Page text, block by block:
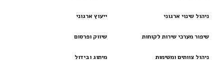
ייעוץ ארגוני
שיווק ופרסום
מיתוג ובידול
ניהול שינוי ארגוני
שיפור מערכי שירות לקוחות
ניהול צוותים ומשימות